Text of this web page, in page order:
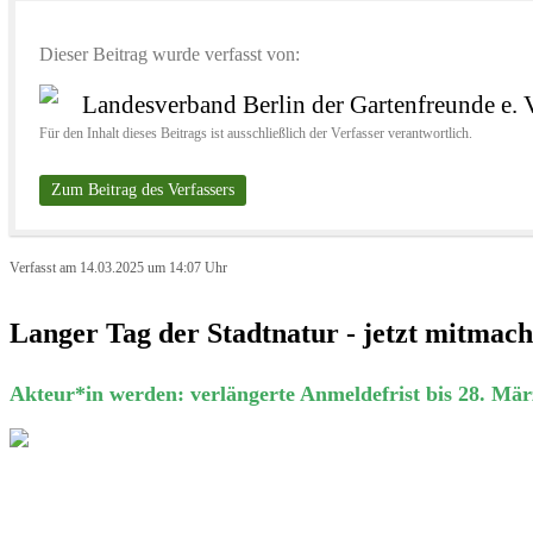
Dieser Beitrag wurde verfasst von:
Landesverband Berlin der Gartenfreunde e.
Für den Inhalt dieses Beitrags ist ausschließlich der Verfasser verantwortlich.
Zum Beitrag des Verfassers
Verfasst am 14.03.2025 um 14:07 Uhr
Langer Tag der Stadtnatur - jetzt
Akteur*in werden: verlängerte Anmeldefrist bis 28.